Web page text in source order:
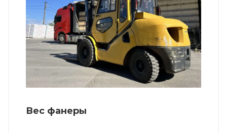
Вес фанеры